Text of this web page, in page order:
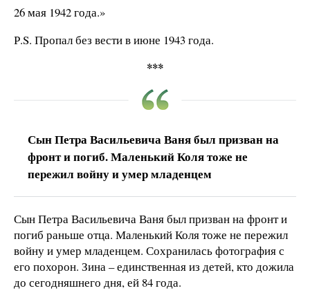
26 мая 1942 года.»
Р.S. Пропал без вести в июне 1943 года.
***
Сын Петра Васильевича Ваня был призван на
фронт и погиб. Маленький Коля тоже не
пережил войну и умер младенцем
Сын Петра Васильевича Ваня был призван на фронт и
погиб раньше отца. Маленький Коля тоже не пережил
войну и умер младенцем. Сохранилась фотография с
его похорон. Зина – единственная из детей, кто дожила
до сегодняшнего дня, ей 84 года.